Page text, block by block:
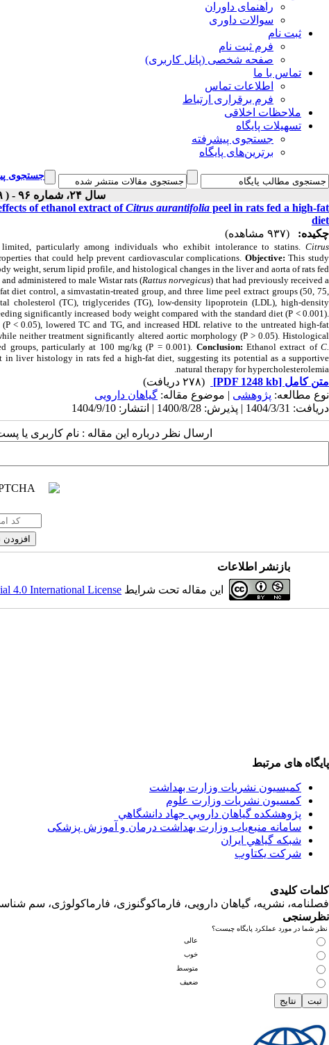
راهنمای داوران
سوالات داوری
ثبت نام
فرم ثبت نام
صفحه شخصی (پانل کاربری)
تماس با ما
اطلاعات تماس
فرم برقراری ارتباط
ملاحظات اخلاقی
تسهیلات پایگاه
جستجوی پیشرفته
برترین‌های پایگاه
جستجوی
سال ۲۴، شماره ۹۶ - ( ۹-۱۴۰۴ )
of ethanol extract ofCitrus aurantifolia peel in rats fed a high-fat
diet
چکیده:
(۹۳۷ مشاهده)
limited, particularly among individuals who exhibit intolerance to statins.Citrus
that could help prevent cardiovascular complications. Objective: This study
weight, serum lipid profile, and histological changes in the liver and aorta of rats fed
administered to male Wistar rats (Rattus norvegicus) that had previously received a
diet control, a simvastatin-treated group, and three lime peel extract groups (50, 75,
cholesterol (TC), triglycerides (TG), low-density lipoprotein (LDL), high-density
significantly increased body weight compared with the standard diet (P < 0.001).
< 0.05), lowered TC and TG, and increased HDL relative to the untreated high-fat
neither treatment significantly altered aortic morphology (P > 0.05). Histological
groups, particularly at 100 mg/kg (P = 0.001). Conclusion: Ethanol extract ofC.
in liver histology in rats fed a high-fat diet, suggesting its potential as a supportive
natural therapy for hypercholesterolemia.
متن کامل [PDF 1248 kb]
(۲۷۸ دریافت)
نوع مطالعه: پژوهشی | موضوع مقاله: گياهان دارویی
دریافت: 1404/3/31 | پذیرش: 1400/8/28 | انتشار: 1404/9/10
ارسال نظر درباره این مقاله : نام کاربری یا
بازنشر اطلاعات
این مقاله تحت شرایط 4.0 International License
پایگاه های مرتبط
کمیسیون نشریات وزارت بهداشت
کمسیون نشریات وزارت علوم
پژوهشكده گياهان دارويي جهاد دانشگاهي
سامانه منبع‌ياب وزارت بهداشت درمان و آموزش پزشکی
شبكه گياهي ايران
شرکت یکتاوب
کلمات کلیدی
فصلنامه، نشریه، گیاهان دارویی، فارماکوگنوزی، فارماکولوژی، سم
نظرسنجی
نظر شما در مورد عملکرد پایگاه چیست؟
عالی
خوب
متوسط
ضعیف